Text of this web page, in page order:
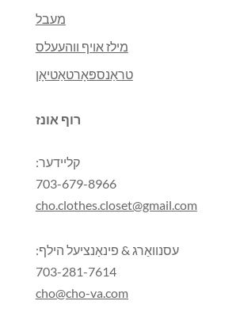
מעבל
מילז אויף ווהעעלס
טראַנספּאָרטאַטיאָן
רוף אונז
קליידער:
703-679-8966
cho.clothes.closet@gmail.com
עסנוואַרג & פינאַנציעל הילף:
703-281-7614
cho@cho-va.com